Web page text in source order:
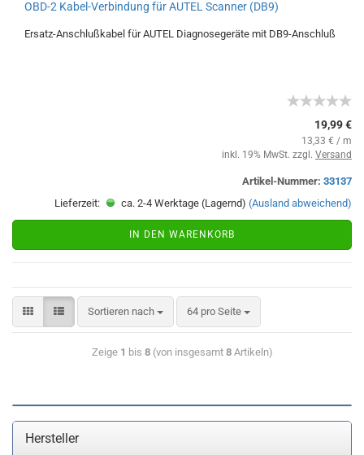
OBD-2 Kabel-Verbindung für AUTEL Scanner (DB9)
Ersatz-Anschlußkabel für AUTEL Diagnosegeräte mit DB9-Anschluß
19,99 €
13,33 € / m
inkl. 19% MwSt. zzgl. Versand
Artikel-Nummer: 33137
Lieferzeit:
ca. 2-4 Werktage (Lagernd) (Ausland abweichend)
IN DEN WARENKORB
Sortieren nach 64 pro Seite
Zeige 1 bis 8(von insgesamt 8Artikeln)
Hersteller